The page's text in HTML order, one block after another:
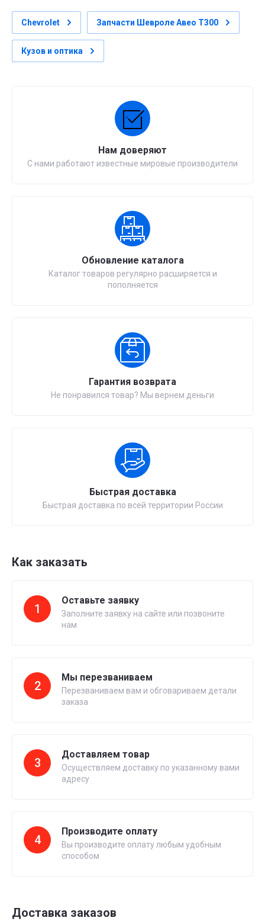
Сhevrolet Запчасти Шевроле Авео Т300
Кузов и оптика
Нам доверяют
С нами работают известные мировые производители
Обновление каталога
Каталог товаров регулярно расширяется и
пополняется
Гарантия возврата
Не понравился товар? Мы вернем деньги
Быстрая доставка
Быстрая доставка по всей территории России
Как заказать
1
Оставьте заявку
Заполните заявку на сайте или позвоните
нам
2
Мы перезваниваем
Перезваниваем вам и обговариваем детали
заказа
3
Доставляем товар
Осуществляем доставку по указанному вами
адресу
4
Производите оплату
Вы производите оплату любым удобным
способом
Доставка заказов